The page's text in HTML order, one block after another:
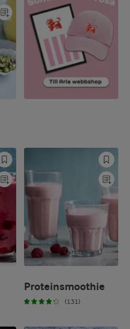
Proteinsmoothie
(131)